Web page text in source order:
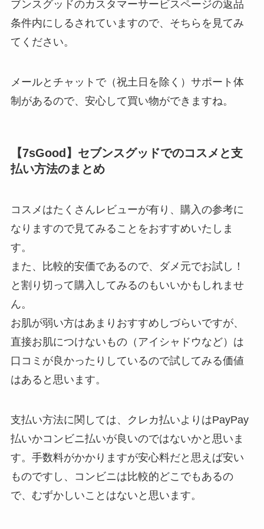
ブンスグッドのカスタマーサービスページの返品
条件内にしるされていますので、そちらを見てみ
てください。
メールとチャットで（祝土日を除く）サポート体
制があるので、安心して買い物ができますね。
【7sGood】セブンスグッドでのコスメと支
払い方法のまとめ
コスメはたくさんレビューが有り、購入の参考に
なりますので見てみることをおすすめいたしま
す。
また、比較的安価であるので、ダメ元でお試し！
と割り切って購入してみるのもいいかもしれませ
ん。
お肌が弱い方はあまりおすすめしづらいですが、
直接お肌につけないもの（アイシャドウなど）は
口コミが良かったりしているので試してみる価値
はあると思います。
支払い方法に関しては、クレカ払いよりはPayPay
払いかコンビニ払いが良いのではないかと思いま
す。手数料がかかりますが安心料だと思えば安い
ものですし、コンビニは比較的どこでもあるの
で、むずかしいことはないと思います。